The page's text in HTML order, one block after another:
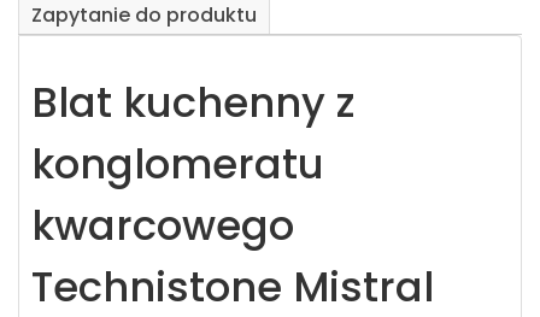
Zapytanie do produktu
Blat kuchenny z
konglomeratu
kwarcowego
Technistone Mistral